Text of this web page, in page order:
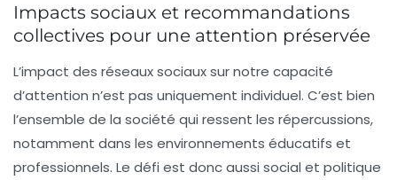
Impacts sociaux et recommandations
collectives pour une attention préservée
L’impact des réseaux sociaux sur notre capacité
d’attention n’est pas uniquement individuel. C’est bien
l’ensemble de la société qui ressent les répercussions,
notamment dans les environnements éducatifs et
professionnels. Le défi est donc aussi social et politique